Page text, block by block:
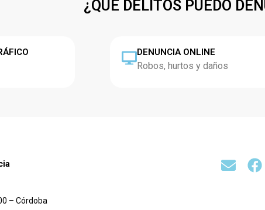
¿QUÉ DELITOS PUEDO
DENUNCIA ONLINE
Robos, hurtos y daños
– Córdoba